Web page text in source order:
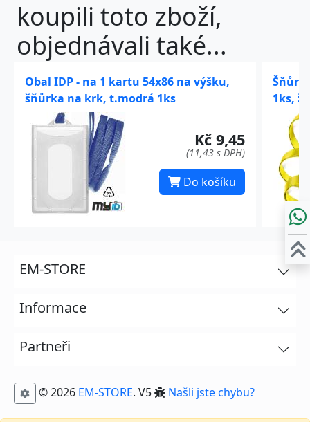
koupili toto zboží,
objednávali také...
Obal IDP - na 1 kartu 54x86 na výšku,
šňůrka na krk, t.modrá 1ks
Kč 9,45
(11,43 s DPH)
Do košíku
1ks,
EM-STORE
Informace
Partneři
© 2026 EM-STORE. V5 Našli jste chybu?